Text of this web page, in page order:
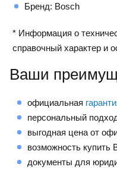
Бренд: Bosch
* Информация о
справочный характер и
Ваши
официальная
персональный
выгодная цена от
возможность купить
документы для